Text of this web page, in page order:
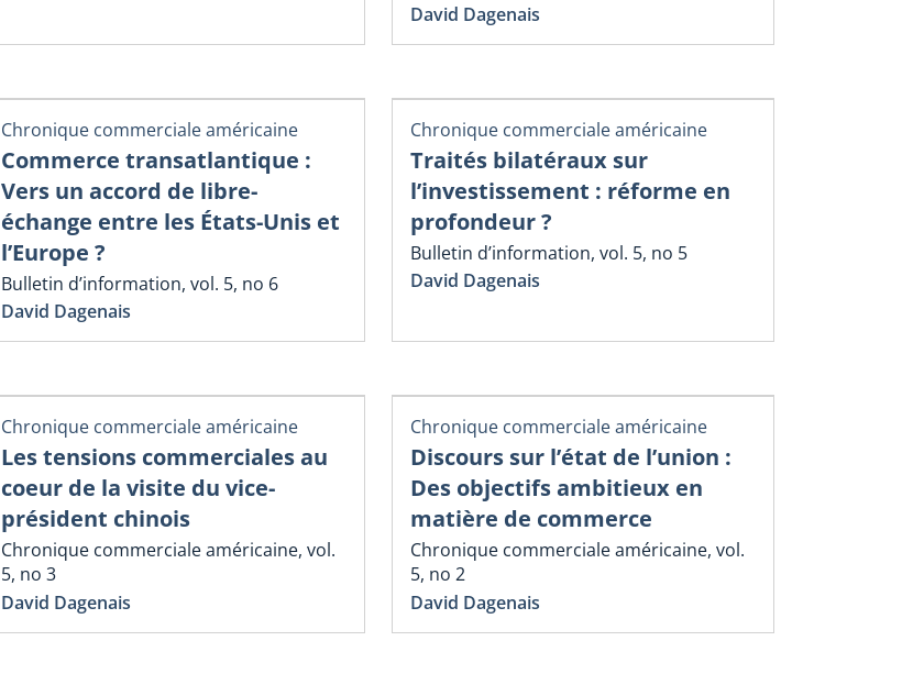
David Dagenais
Chronique commerciale américaine
Commerce transatlantique :
Vers un accord de libre-
échange entre les États-Unis et
l’Europe ?
Bulletin d’information, vol. 5, no 6
David Dagenais
Chronique commerciale américaine
Traités bilatéraux sur
l’investissement : réforme en
profondeur ?
Bulletin d’information, vol. 5, no 5
David Dagenais
Chronique commerciale américaine
Les tensions commerciales au
coeur de la visite du vice-
président chinois
Chronique commerciale américaine, vol.
5, no 3
David Dagenais
Chronique commerciale américaine
Discours sur l’état de l’union :
Des objectifs ambitieux en
matière de commerce
Chronique commerciale américaine, vol.
5, no 2
David Dagenais